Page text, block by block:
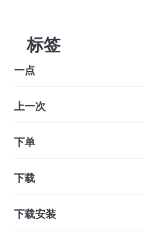
标签
一点
上一次
下单
下载
下载安装